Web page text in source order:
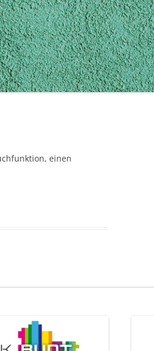
einen